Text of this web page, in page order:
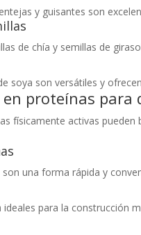
y guisantes son
de chía y semillas de
soya son versátiles y
proteínas para
físicamente activas
una forma rápida y
ideales para la construcción